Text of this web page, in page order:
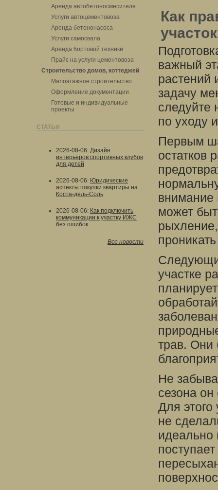
Аренда автобетоносмесителя
Услуги автоцементовоза
Аренда бетононасоса
Услуги самосвала
Аренда бортовой техники
Прайс на услуги цементовоза
Строительство домов, коттеджей
Малоэтажное строительство
Оформление документации
Готовые и индивидуальные
проекты
СТАТЬИ
2026-08-06: Дизайн
интерьеров спортивных клубов
для детей
2026-08-06: Юридические
аспекты покупки квартиры на
Коста-дель-Соль
2026-08-06: Как подключить
коммуникации к участку ИЖС
без ошибок
Все новости
Как
важный
растений
задачу
следуйте
по уходу
Первым
остатков
внимание
может
участке
трав. Они
Не
сезона
Для
не
идеально